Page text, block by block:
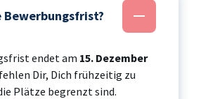
Bewerbungsfrist?
endet am 15. Dezember
Dir, Dich frühzeitig zu
Plätze begrenzt sind.